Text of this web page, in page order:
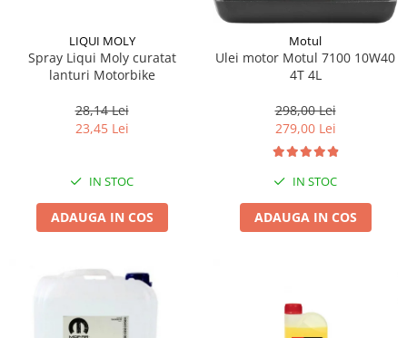
LIQUI MOLY
Spray Liqui Moly curatat
lanturi Motorbike
28,14 Lei
23,45 Lei
IN STOC
ADAUGA IN COS
Motul
Ulei motor Motul 7100 10W40
4T 4L
298,00 Lei
279,00 Lei
IN STOC
ADAUGA IN COS